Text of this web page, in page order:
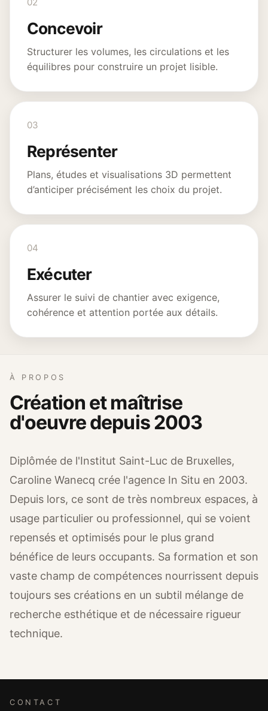
Concevoir
Structurer les volumes, les circulations et les
équilibres pour construire un projet lisible.
03
Représenter
Plans, études et visualisations 3D permettent
d’anticiper précisément les choix du projet.
04
Exécuter
Assurer le suivi de chantier avec exigence,
cohérence et attention portée aux détails.
À PROPOS
Création et maîtrise
d'oeuvre depuis 2003
Diplômée de l'Institut Saint-Luc de Bruxelles,
Caroline Wanecq crée l'agence In Situ en 2003.
Depuis lors, ce sont de très nombreux espaces, à
usage particulier ou professionnel, qui se voient
repensés et optimisés pour le plus grand
bénéfice de leurs occupants. Sa formation et son
vaste champ de compétences nourrissent depuis
toujours ses créations en un subtil mélange de
recherche esthétique et de nécessaire rigueur
technique.
CONTACT